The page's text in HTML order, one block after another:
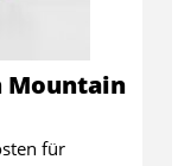
Mountain
für